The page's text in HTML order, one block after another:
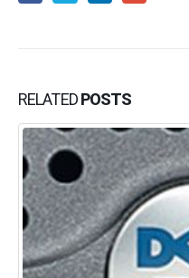
RELATEDPOSTS